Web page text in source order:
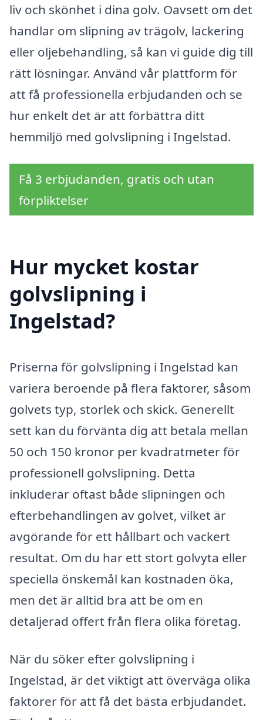
liv och skönhet i dina golv. Oavsett om det
handlar om slipning av trägolv, lackering
eller oljebehandling, så kan vi guide dig till
rätt lösningar. Använd vår plattform för
att få professionella erbjudanden och se
hur enkelt det är att förbättra ditt
hemmiljö med golvslipning i Ingelstad.
Få 3 erbjudanden, gratis och utan
förpliktelser
Hur mycket kostar
golvslipning i
Ingelstad?
Priserna för golvslipning i Ingelstad kan
variera beroende på flera faktorer, såsom
golvets typ, storlek och skick. Generellt
sett kan du förvänta dig att betala mellan
50 och 150 kronor per kvadratmeter för
professionell golvslipning. Detta
inkluderar oftast både slipningen och
efterbehandlingen av golvet, vilket är
avgörande för ett hållbart och vackert
resultat. Om du har ett stort golvyta eller
speciella önskemål kan kostnaden öka,
men det är alltid bra att be om en
detaljerad offert från flera olika företag.
När du söker efter golvslipning i
Ingelstad, är det viktigt att överväga olika
faktorer för att få det bästa erbjudandet.